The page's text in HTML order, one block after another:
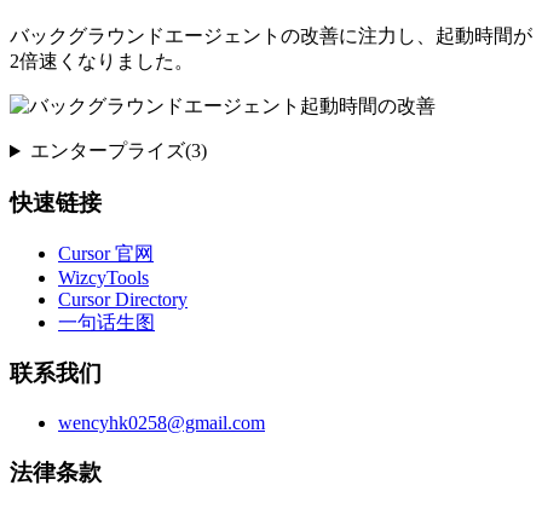
バックグラウンドエージェントの改善に注力し、起動時間が
2倍速くなりました。
エンタープライズ(3)
快速链接
Cursor 官网
WizcyTools
Cursor Directory
一句话生图
联系我们
wencyhk0258@gmail.com
法律条款